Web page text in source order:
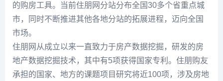
的购房工具。当前住朋网分站分布全国30多个省重点城
市，同时不断推进其他各地分站的拓展进程，迈向全国
市场。
住朋网从成立以来一直致力于房产数据挖掘，研发的房
地产数据挖掘技术，其中有5项获得国家专利。住朋购友
承担的国家、地方的课题项目研究将近100项，涉及房地